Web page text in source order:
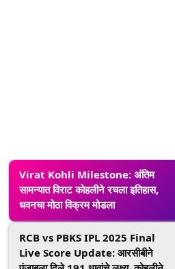
Virat Kohli Milestone: अंतिम
सामन्यात विराट कोहलीने रचला इतिहास,
धवनचा मोठा विक्रम मोडला
RCB vs PBKS IPL 2025 Final
Live Score Update: आरसीबीने